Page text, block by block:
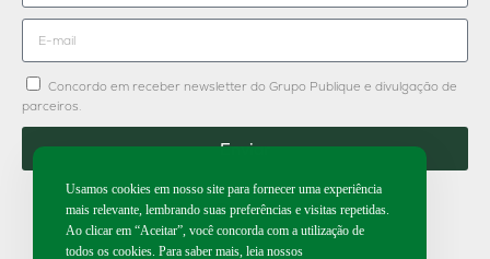
Concordo em receber newsletter do Grupo Publique e divulgação de
parceiros.
Enviar
Usamos cookies em nosso site para fornecer uma experiência
mais relevante, lembrando suas preferências e visitas repetidas.
Ao clicar em “Aceitar”, você concorda com a utilização de
todos os cookies. Para saber mais, leia nossos